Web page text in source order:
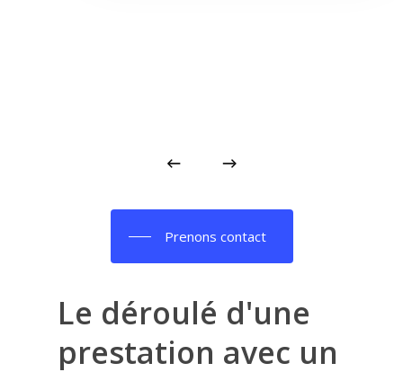
Prenons contact
Le déroulé d'une
prestation avec un